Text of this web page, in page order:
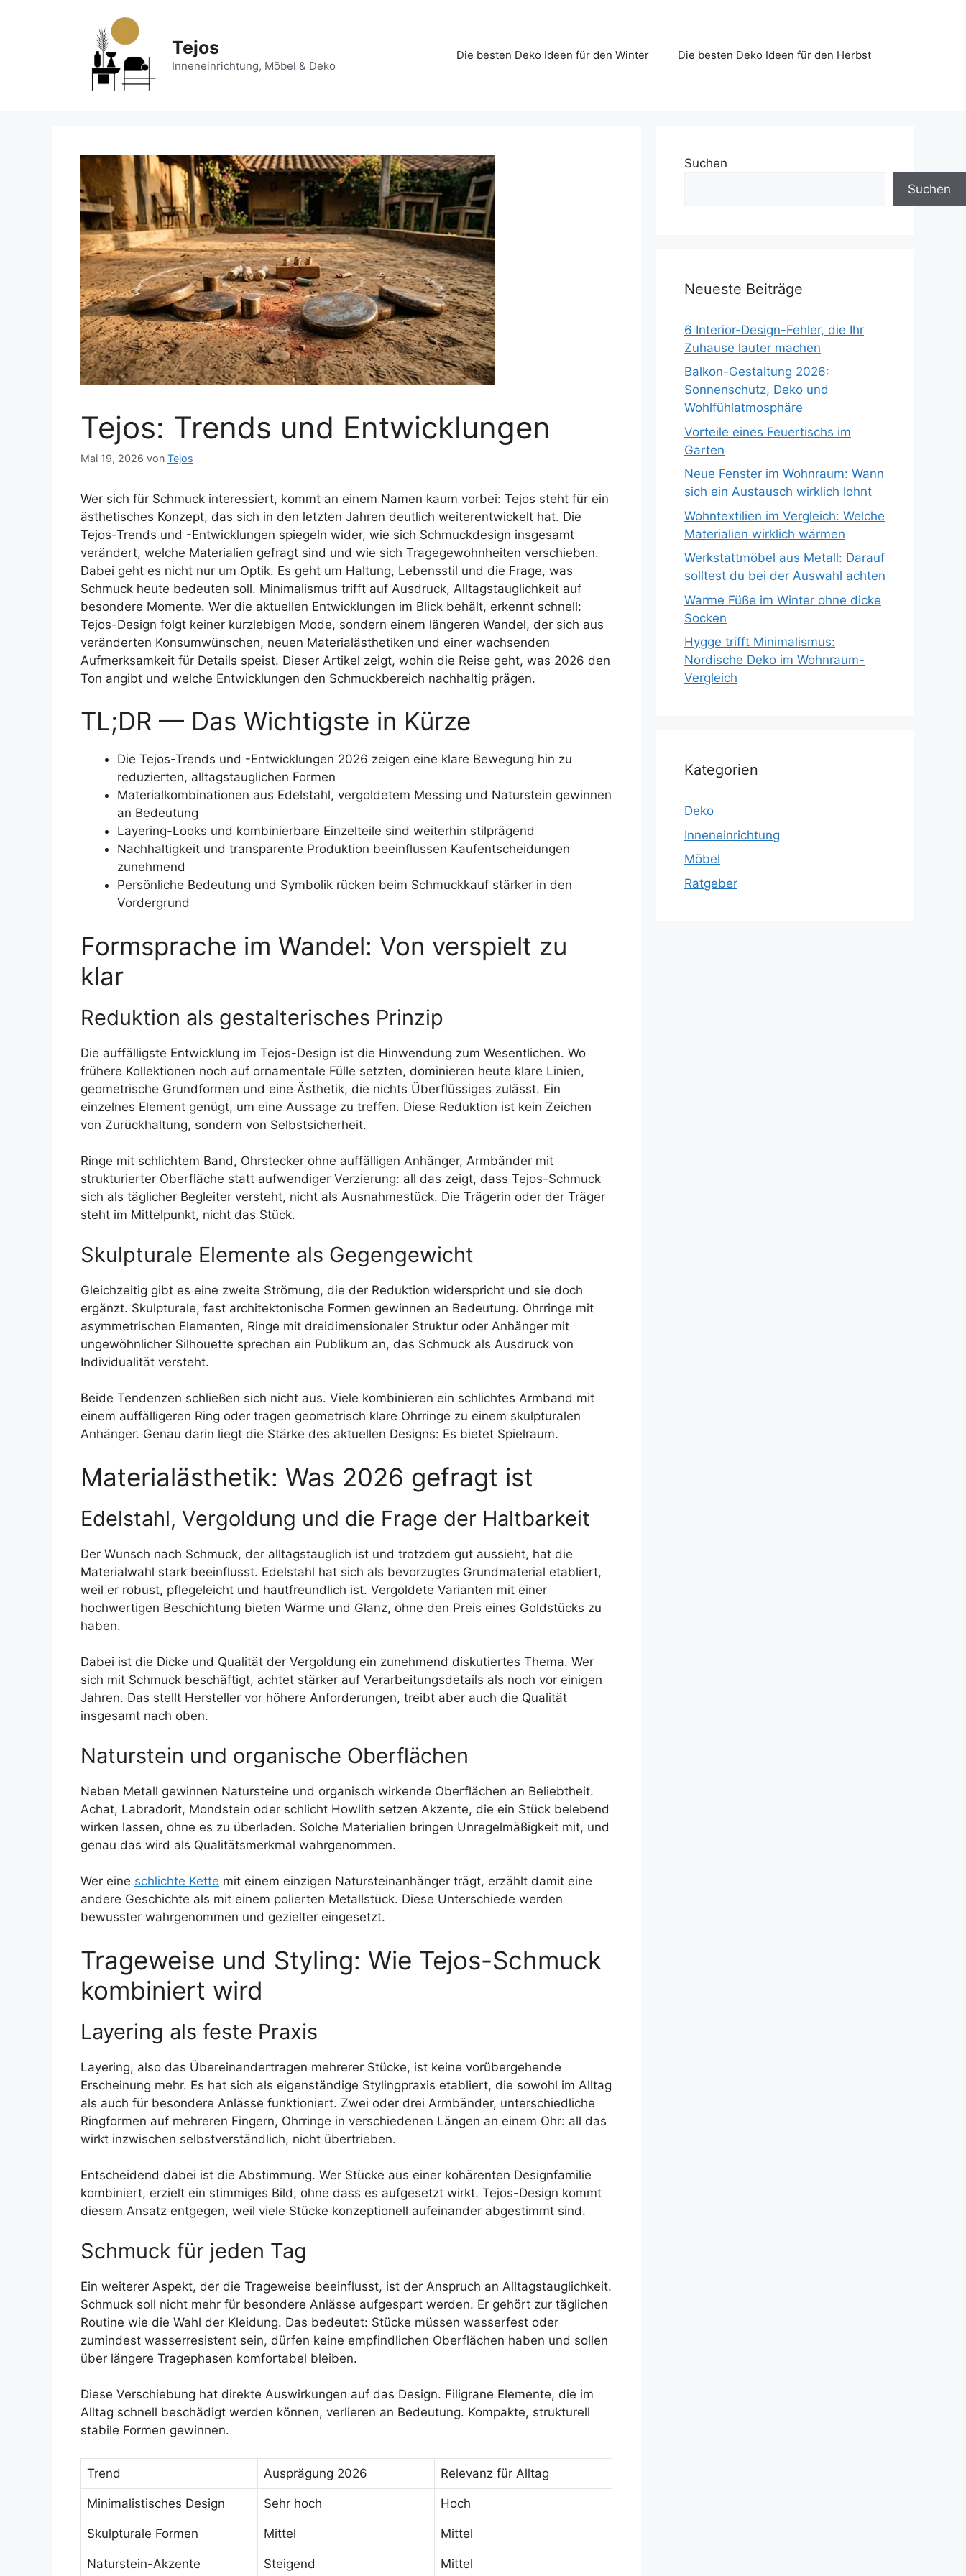
Tejos
Inneneinrichtung, Möbel & Deko
Die besten Deko Ideen für den Winter Die besten Deko Ideen für den Herbst
Tejos: Trends und Entwicklungen
Mai 19, 2026 von Tejos
Wer sich für Schmuck interessiert, kommt an einem Namen kaum vorbei: Tejos steht für ein
ästhetisches Konzept, das sich in den letzten Jahren deutlich weiterentwickelt hat. Die
Tejos-Trends und -Entwicklungen spiegeln wider, wie sich Schmuckdesign insgesamt
verändert, welche Materialien gefragt sind und wie sich Tragegewohnheiten verschieben.
Dabei geht es nicht nur um Optik. Es geht um Haltung, Lebensstil und die Frage, was
Schmuck heute bedeuten soll. Minimalismus trifft auf Ausdruck, Alltagstauglichkeit auf
besondere Momente. Wer die aktuellen Entwicklungen im Blick behält, erkennt schnell:
Tejos-Design folgt keiner kurzlebigen Mode, sondern einem längeren Wandel, der sich aus
veränderten Konsumwünschen, neuen Materialästhetiken und einer wachsenden
Aufmerksamkeit für Details speist. Dieser Artikel zeigt, wohin die Reise geht, was 2026 den
Ton angibt und welche Entwicklungen den Schmuckbereich nachhaltig prägen.
TL;DR — Das Wichtigste in Kürze
Die Tejos-Trends und -Entwicklungen 2026 zeigen eine klare Bewegung hin zu
reduzierten, alltagstauglichen Formen
Materialkombinationen aus Edelstahl, vergoldetem Messing und Naturstein gewinnen
an Bedeutung
Layering-Looks und kombinierbare Einzelteile sind weiterhin stilprägend
Nachhaltigkeit und transparente Produktion beeinflussen Kaufentscheidungen
zunehmend
Persönliche Bedeutung und Symbolik rücken beim Schmuckkauf stärker in den
Vordergrund
Formsprache im Wandel: Von verspielt zu
klar
Reduktion als gestalterisches Prinzip
Die auffälligste Entwicklung im Tejos-Design ist die Hinwendung zum Wesentlichen. Wo
frühere Kollektionen noch auf ornamentale Fülle setzten, dominieren heute klare Linien,
geometrische Grundformen und eine Ästhetik, die nichts Überflüssiges zulässt. Ein
einzelnes Element genügt, um eine Aussage zu treffen. Diese Reduktion ist kein Zeichen
von Zurückhaltung, sondern von Selbstsicherheit.
Ringe mit schlichtem Band, Ohrstecker ohne auffälligen Anhänger, Armbänder mit
strukturierter Oberfläche statt aufwendiger Verzierung: all das zeigt, dass Tejos-Schmuck
sich als täglicher Begleiter versteht, nicht als Ausnahmestück. Die Trägerin oder der Träger
steht im Mittelpunkt, nicht das Stück.
Skulpturale Elemente als Gegengewicht
Gleichzeitig gibt es eine zweite Strömung, die der Reduktion widerspricht und sie doch
ergänzt. Skulpturale, fast architektonische Formen gewinnen an Bedeutung. Ohrringe mit
asymmetrischen Elementen, Ringe mit dreidimensionaler Struktur oder Anhänger mit
ungewöhnlicher Silhouette sprechen ein Publikum an, das Schmuck als Ausdruck von
Individualität versteht.
Beide Tendenzen schließen sich nicht aus. Viele kombinieren ein schlichtes Armband mit
einem auffälligeren Ring oder tragen geometrisch klare Ohrringe zu einem skulpturalen
Anhänger. Genau darin liegt die Stärke des aktuellen Designs: Es bietet Spielraum.
Materialästhetik: Was 2026 gefragt ist
Edelstahl, Vergoldung und die Frage der Haltbarkeit
Der Wunsch nach Schmuck, der alltagstauglich ist und trotzdem gut aussieht, hat die
Materialwahl stark beeinflusst. Edelstahl hat sich als bevorzugtes Grundmaterial etabliert,
weil er robust, pflegeleicht und hautfreundlich ist. Vergoldete Varianten mit einer
hochwertigen Beschichtung bieten Wärme und Glanz, ohne den Preis eines Goldstücks zu
haben.
Dabei ist die Dicke und Qualität der Vergoldung ein zunehmend diskutiertes Thema. Wer
sich mit Schmuck beschäftigt, achtet stärker auf Verarbeitungsdetails als noch vor einigen
Jahren. Das stellt Hersteller vor höhere Anforderungen, treibt aber auch die Qualität
insgesamt nach oben.
Naturstein und organische Oberflächen
Neben Metall gewinnen Natursteine und organisch wirkende Oberflächen an Beliebtheit.
Achat, Labradorit, Mondstein oder schlicht Howlith setzen Akzente, die ein Stück belebend
wirken lassen, ohne es zu überladen. Solche Materialien bringen Unregelmäßigkeit mit, und
genau das wird als Qualitätsmerkmal wahrgenommen.
Wer eine schlichte Kette mit einem einzigen Natursteinanhänger trägt, erzählt damit eine
andere Geschichte als mit einem polierten Metallstück. Diese Unterschiede werden
bewusster wahrgenommen und gezielter eingesetzt.
Trageweise und Styling: Wie Tejos-Schmuck
kombiniert wird
Layering als feste Praxis
Layering, also das Übereinandertragen mehrerer Stücke, ist keine vorübergehende
Erscheinung mehr. Es hat sich als eigenständige Stylingpraxis etabliert, die sowohl im Alltag
als auch für besondere Anlässe funktioniert. Zwei oder drei Armbänder, unterschiedliche
Ringformen auf mehreren Fingern, Ohrringe in verschiedenen Längen an einem Ohr: all das
wirkt inzwischen selbstverständlich, nicht übertrieben.
Entscheidend dabei ist die Abstimmung. Wer Stücke aus einer kohärenten Designfamilie
kombiniert, erzielt ein stimmiges Bild, ohne dass es aufgesetzt wirkt. Tejos-Design kommt
diesem Ansatz entgegen, weil viele Stücke konzeptionell aufeinander abgestimmt sind.
Schmuck für jeden Tag
Ein weiterer Aspekt, der die Trageweise beeinflusst, ist der Anspruch an Alltagstauglichkeit.
Schmuck soll nicht mehr für besondere Anlässe aufgespart werden. Er gehört zur täglichen
Routine wie die Wahl der Kleidung. Das bedeutet: Stücke müssen wasserfest oder
zumindest wasserresistent sein, dürfen keine empfindlichen Oberflächen haben und sollen
über längere Tragephasen komfortabel bleiben.
Diese Verschiebung hat direkte Auswirkungen auf das Design. Filigrane Elemente, die im
Alltag schnell beschädigt werden können, verlieren an Bedeutung. Kompakte, strukturell
stabile Formen gewinnen.
Trend Ausprägung 2026 Relevanz für Alltag
Minimalistisches Design Sehr hoch Hoch
Skulpturale Formen Mittel Mittel
Naturstein-Akzente Steigend Mittel
Suchen
Suchen
Neueste Beiträge
6 Interior-Design-Fehler, die Ihr
Zuhause lauter machen
Balkon-Gestaltung 2026:
Sonnenschutz, Deko und
Wohlfühlatmosphäre
Vorteile eines Feuertischs im
Garten
Neue Fenster im Wohnraum: Wann
sich ein Austausch wirklich lohnt
Wohntextilien im Vergleich: Welche
Materialien wirklich wärmen
Werkstattmöbel aus Metall: Darauf
solltest du bei der Auswahl achten
Warme Füße im Winter ohne dicke
Socken
Hygge trifft Minimalismus:
Nordische Deko im Wohnraum-
Vergleich
Kategorien
Deko
Inneneinrichtung
Möbel
Ratgeber